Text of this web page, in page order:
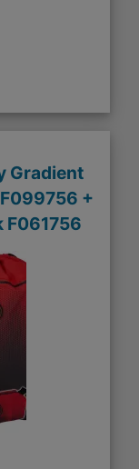
Gradient
+
F061756